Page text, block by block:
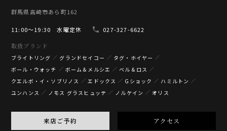
群馬県高崎市あら町162
11:00〜19:30 水曜定休
027-327-6622
取扱ブランド
ブライトリング グランドセイコー
タグ・ホイヤー
ボール・ウォッチ
ボーム＆メルシエ
ベル＆ロス
クエルボ・イ・ソブリノス
エドックス Gショック
ハミルトン
ユンハンス
ノモス グラスヒュッテ ノルケイン オリス
来店ご予約 アクセス